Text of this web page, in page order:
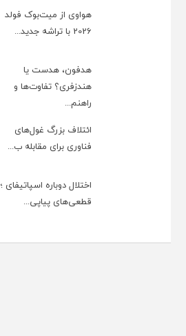
هواوی از میت‌بوک فولد
2026 با تراشه جدید...
هدفون، هدست یا
هندزفری؟ تفاوت‌ها و
راهنم...
ائتلاف بزرگ غول‌های
فناوری برای مقابله ب...
اختلال دوباره اسپاتیفای ؛
قطعی‌های پیاپی...